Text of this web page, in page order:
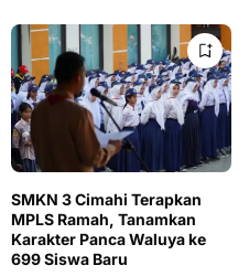
SMKN 3 Cimahi Terapkan
MPLS Ramah, Tanamkan
Karakter Panca Waluya ke
699 Siswa Baru